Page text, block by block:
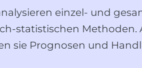
einzel- und
statistischen Methoden.
sie Prognosen und